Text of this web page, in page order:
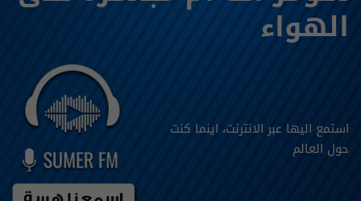
الهواء
استمع اليها عبر الانترنت، اينما كنت
حول العالم